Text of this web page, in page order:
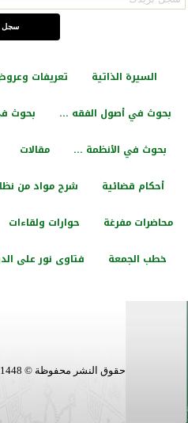
السيرة الذاتية تعريفات
بحوث في أصول الفقه ... بحوث
بحوث في الأنظمة ... مقالات
أحكام قضائية شرح مواد من
محاضرات مفرغة حوارات ولقاءات
خطب الجمعة فتاوى نور على
حقوق النشر محفوظة © 1448هـ / 2026م لموقع